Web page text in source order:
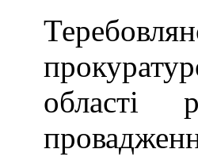
області